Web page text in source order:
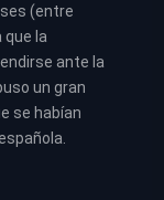
(entre
que la
ante la
un gran
se habían